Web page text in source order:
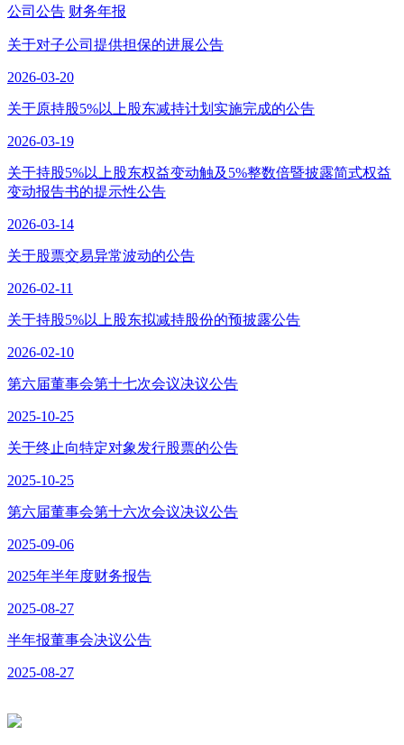
公司公告 财务年报
关于对子公司提供担保的进展公告
2026-03-20
关于原持股5%以上股东减持计划实施完成的公告
2026-03-19
关于持股5%以上股东权益变动触及5%整数倍暨披露简式权益
变动报告书的提示性公告
2026-03-14
关于股票交易异常波动的公告
2026-02-11
关于持股5%以上股东拟减持股份的预披露公告
2026-02-10
第六届董事会第十七次会议决议公告
2025-10-25
关于终止向特定对象发行股票的公告
2025-10-25
第六届董事会第十六次会议决议公告
2025-09-06
2025年半年度财务报告
2025-08-27
半年报董事会决议公告
2025-08-27